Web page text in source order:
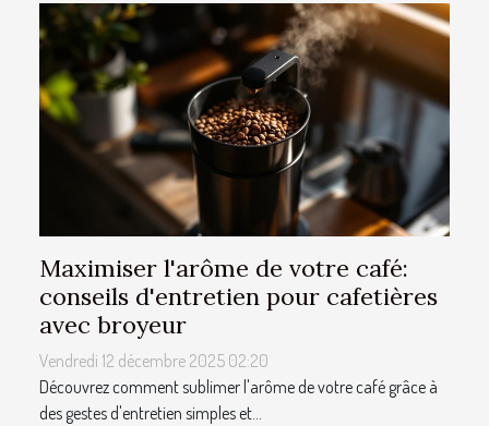
Maximiser l'arôme de votre café:
conseils d'entretien pour cafetières
avec broyeur
Vendredi 12 décembre 2025 02:20
Découvrez comment sublimer l'arôme de votre café grâce à
des gestes d'entretien simples et...